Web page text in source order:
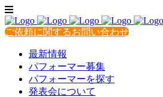
ご依頼に関するお問い合わせ
最新情報
パフォーマー募集
パフォーマーを探す
発表会について